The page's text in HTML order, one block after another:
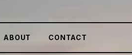
ABOUT CONTACT